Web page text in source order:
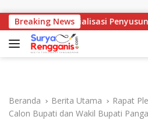
Breaking News
Gelar Sosialisasi Penyusunan
Beranda Berita Utama
Rapat
Calon Bupati dan Wakil Bupati